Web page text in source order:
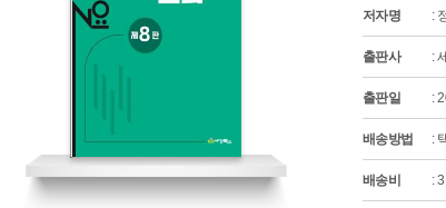
저자명 :
출판사 :
출판일 :
배송방법 :
배송비 :